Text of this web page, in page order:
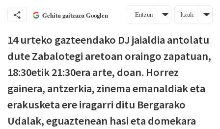
Gehitu gaitzazu Googlen Entzun Itzuli
14 urteko gazteendako DJ jaialdia antolatu
dute Zabalotegi aretoan oraingo zapatuan,
18:30etik 21:30era arte, doan. Horrez
gainera, antzerkia, zinema emanaldiak eta
erakusketa ere iragarri ditu Bergarako
Udalak, eguaztenean hasi eta domekara